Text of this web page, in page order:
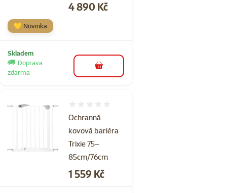
Cena
4 890 Kč
💛 Novinka
Skladem
Doprava
zdarma
do košíku
Ochranná
kovová bariéra
Trixie 75–
85cm/76cm
Cena
1 559 Kč